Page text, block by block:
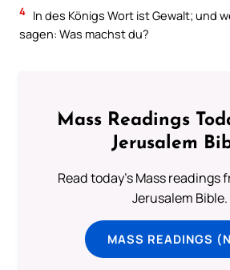
4 In des Königs Wort ist Gewalt; und
sagen: Was machst du?
Mass Readings
Jerusalem
Read today's Mass readings
Jerusalem Bible.
MASS READINGS